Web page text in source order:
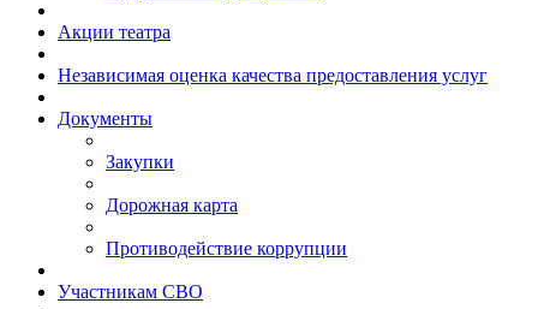
Акции театра
Независимая оценка качества предоставления услуг
Документы
Закупки
Дорожная карта
Противодействие коррупции
Участникам СВО